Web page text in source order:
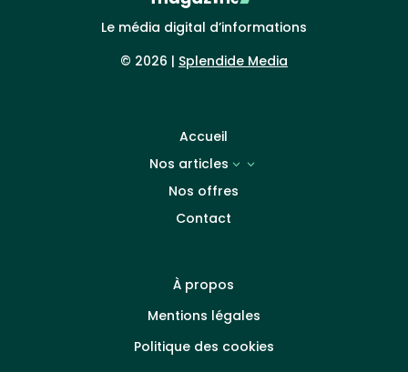
Le média digital d’informations
© 2026 | Splendide Media
Accueil
Nos articles
3
Nos offres
Contact
À propos
Mentions légales
Politique des cookies